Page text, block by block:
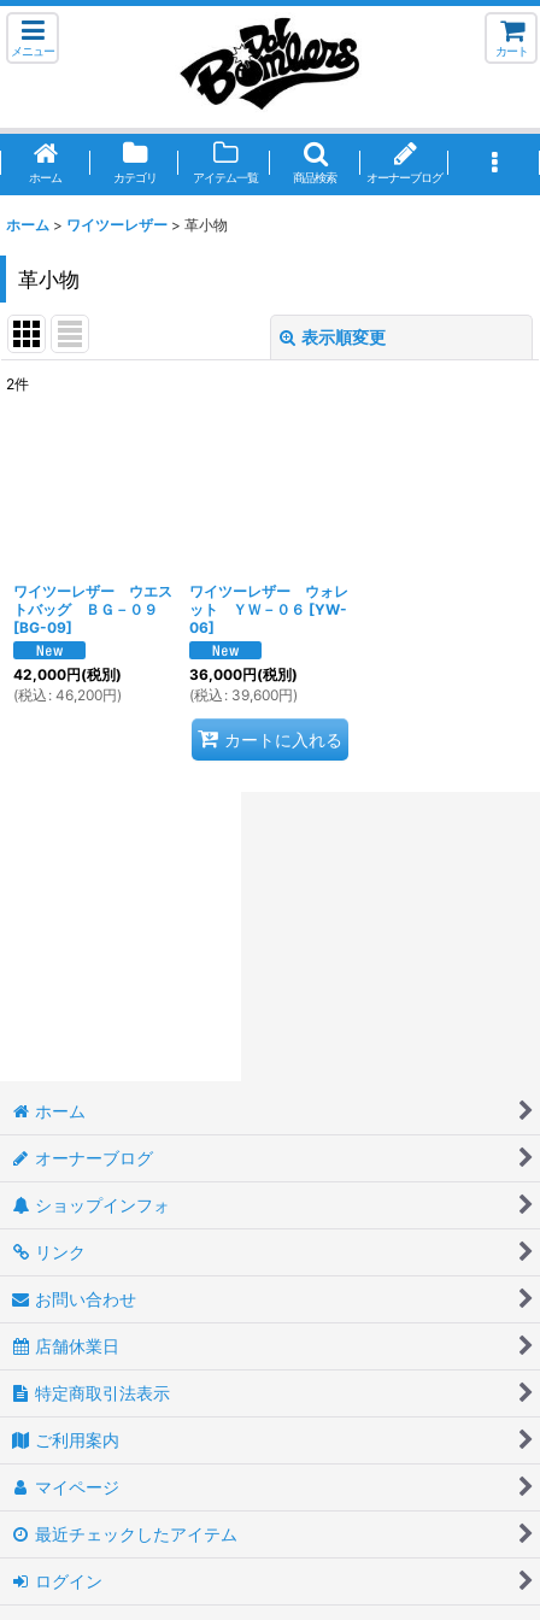
メニュー カート
ホーム カテゴリ アイテム一覧 商品検索 オーナーブログ
ホーム > ワイツーレザー > 革小物
革小物
表示順変更
2件
ワイツーレザー ウエス
トバッグ ＢＧ－０９
[BG-09]
42,000円(税別)
(税込 : 46,200円)
ワイツーレザー ウォレ
ット ＹＷ－０６ [YW-
06]
36,000円(税別)
(税込 : 39,600円)
カートに入れる
ホーム
オーナーブログ
ショップインフォ
リンク
お問い合わせ
店舗休業日
特定商取引法表示
ご利用案内
マイページ
最近チェックしたアイテム
ログイン